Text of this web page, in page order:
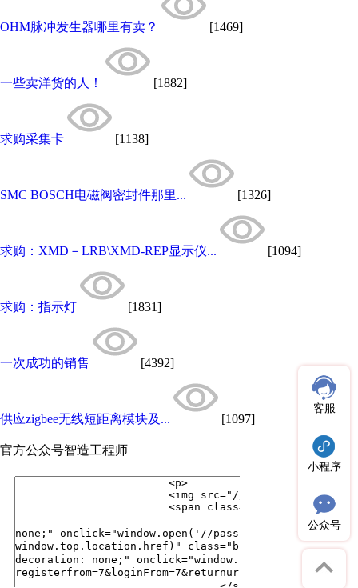
OHM脉冲发生器哪里有卖？ [1469]
一些卖洋货的人！ [1882]
求购采集卡 [1138]
SMC BOSCH电磁阀密封件那里... [1326]
求购：XMD－LRB\XMD-REP显示仪... [1094]
求购：指示灯 [1831]
一次成功的销售 [4392]
供应zigbee无线短距离模块及... [1097]
官方公众号智造工程师
客服
小程序
公众号